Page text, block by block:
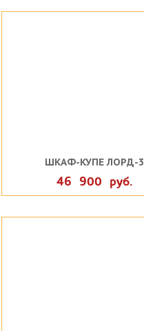
ШКАФ-КУПЕ ЛОРД-3
46 900 руб.